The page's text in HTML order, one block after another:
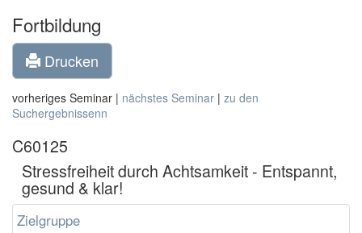
Fortbildung
Drucken
vorheriges Seminar | nächstes Seminar | zu den
Suchergebnissenn
C60125
Stressfreiheit durch Achtsamkeit - Entspannt,
gesund & klar!
Zielgruppe